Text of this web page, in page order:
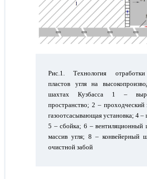
Рис.1. Технология
пластов угля на
шахтах Кузбасса 1 –
пространство; 2 –
газоотсасывающая установка; 4 –
5 – сбойка; 6 – вентиляционный
массив угля; 8 – конвейерный
очистной забой